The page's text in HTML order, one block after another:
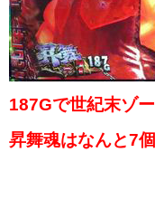
187Gで世紀末ゾ
昇舞魂はなんと7